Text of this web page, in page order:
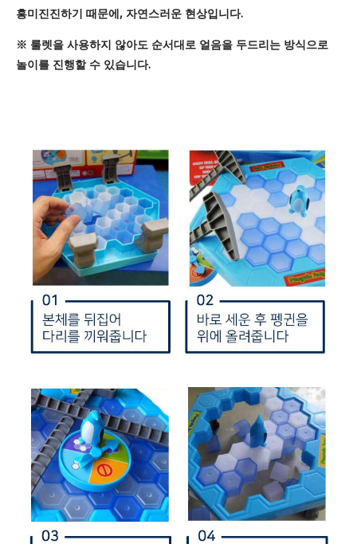
흥미진진하기 때문에, 자연스러운 현상입니다.
※ 룰렛을 사용하지 않아도 순서대로 얼음을 두드리는 방식으로
놀이를 진행할 수 있습니다.